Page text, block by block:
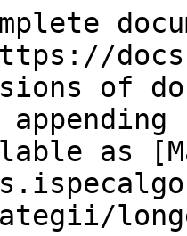
of
as